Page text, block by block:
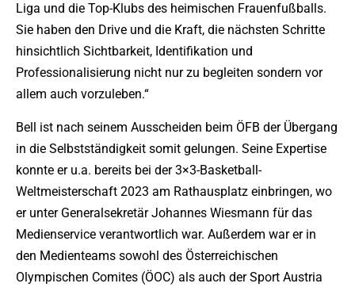
Liga und die Top-Klubs des heimischen Frauenfußballs.
Sie haben den Drive und die Kraft, die nächsten Schritte
hinsichtlich Sichtbarkeit, Identifikation und
Professionalisierung nicht nur zu begleiten sondern vor
allem auch vorzuleben.“
Bell ist nach seinem Ausscheiden beim ÖFB der Übergang
in die Selbstständigkeit somit gelungen. Seine Expertise
konnte er u.a. bereits bei der 3×3-Basketball-
Weltmeisterschaft 2023 am Rathausplatz einbringen, wo
er unter Generalsekretär Johannes Wiesmann für das
Medienservice verantwortlich war. Außerdem war er in
den Medienteams sowohl des Österreichischen
Olympischen Comites (ÖOC) als auch der Sport Austria